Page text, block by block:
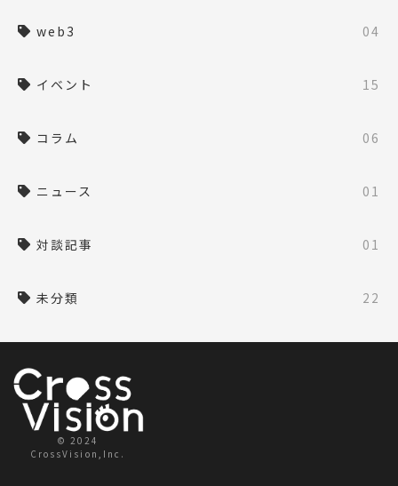
web3 04
イベント 15
コラム 06
ニュース 01
対談記事 01
未分類 22
© 2024
CrossVision,Inc.